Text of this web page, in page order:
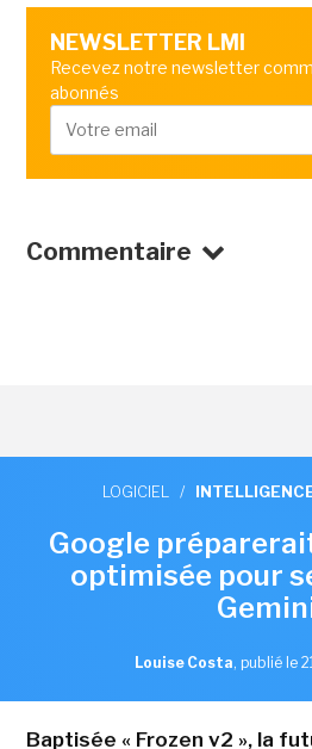
NEWSLETTER LMI
Recevez notre newsletter
abonnés
Commentaire
LOGICIEL /
Google
optimisée pour
Louise Costa, publié le
Baptisée « Frozen v2 », la